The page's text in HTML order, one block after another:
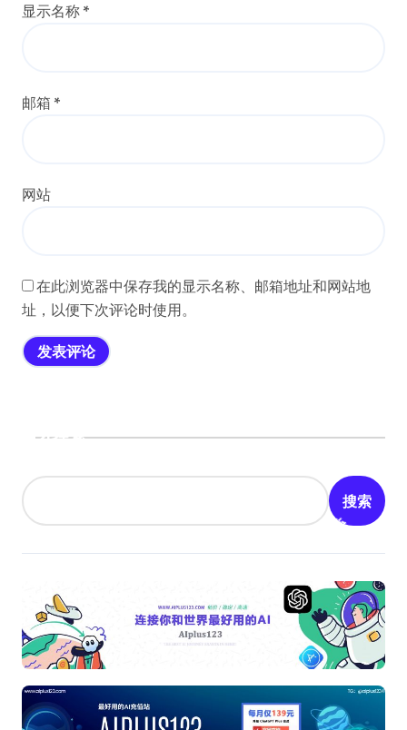
显示名称 *
邮箱 *
网站
在此浏览器中保存我的显示名称、邮箱地址和网站地
址，以便下次评论时使用。
搜索
搜索